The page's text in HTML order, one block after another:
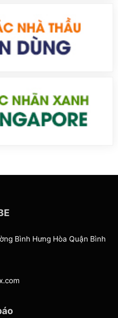
Bình Hưng Hòa Quận Bình